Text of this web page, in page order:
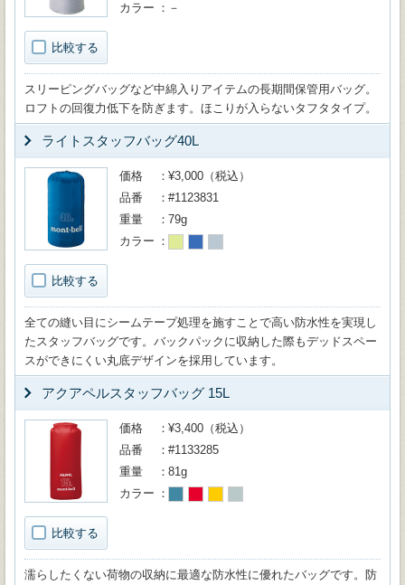
比較する
カラー
－
スリーピングバッグなど中綿入りアイテムの長期間保管用バッグ。
ロフトの回復力低下を防ぎます。ほこりが入らないタフタタイプ。
ライトスタッフバッグ40L
比較する
価格
¥3,000（税込）
品番
#1123831
重量
79g
カラー
全ての縫い目にシームテープ処理を施すことで高い防水性を実現し
たスタッフバッグです。バックパックに収納した際もデッドスペー
スができにくい丸底デザインを採用しています。
アクアペルスタッフバッグ 15L
比較する
価格
¥3,400（税込）
品番
#1133285
重量
81g
カラー
濡らしたくない荷物の収納に最適な防水性に優れたバッグです。防